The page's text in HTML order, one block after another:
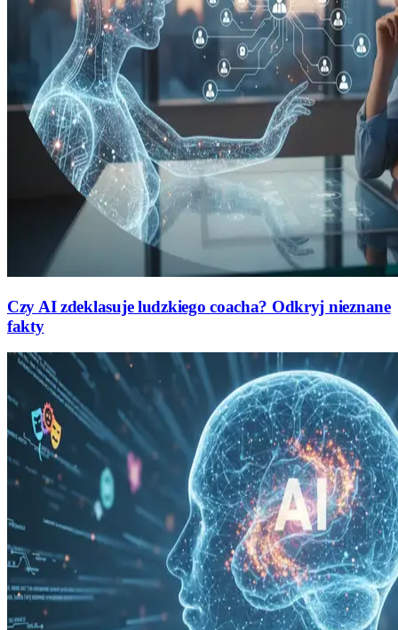
Czy AI zdeklasuje ludzkiego coacha? Odkryj nieznane
fakty